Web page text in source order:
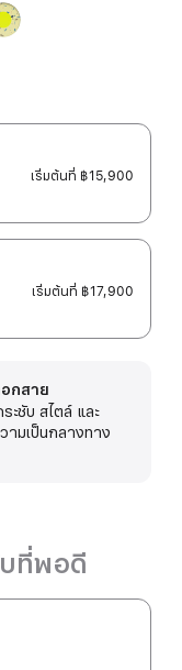
เริ่มต้นที่ ฿15,900
เริ่มต้นที่ ฿17,900
กสาย
ชับ สไตล์ และ
มเป็นกลางทาง
ที่พอดี